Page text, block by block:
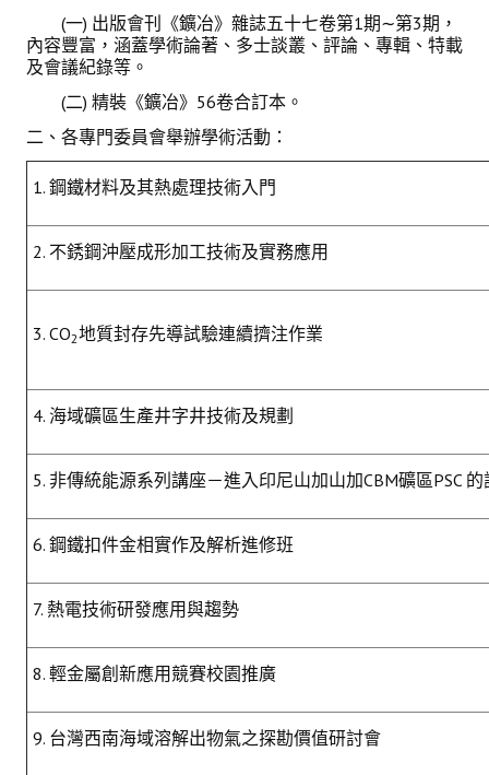
(一) 出版會刊《鑛冶》雜誌五十七卷第1期∼第3期，
內容豐富，涵蓋學術論著、多士談叢、評論、專輯、特載
及會議紀錄等。
(二) 精裝《鑛冶》56卷合訂本。
二、各專門委員會舉辦學術活動：
1. 鋼鐵材料及其熱處理技術入門
2. 不銹鋼沖壓成形加工技術及實務應用
3. CO2地質封存先導試驗連續擠注作業
4. 海域礦區生產井字井技術及規劃
5. 非傳統能源系列講座－進入印尼山加山加CBM礦區PSC
6. 鋼鐵扣件金相實作及解析進修班
7. 熱電技術研發應用與趨勢
8. 輕金屬創新應用競賽校園推廣
9. 台灣西南海域溶解出物氣之探勘價值研討會